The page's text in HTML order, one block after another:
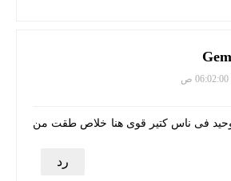
فى ناس كتير قوى هنا خلاص طقت من
رد